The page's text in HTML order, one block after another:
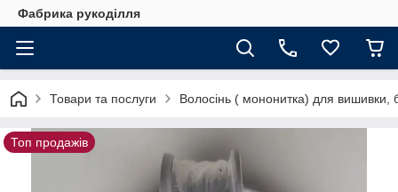
Фабрика рукоділля
Товари та послуги Волосінь ( мононитка) для вишивки,
Топ продажів